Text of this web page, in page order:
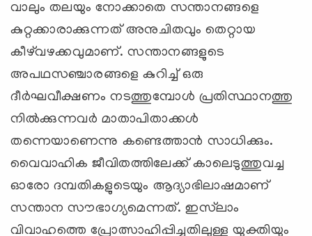
വാലും തലയും നോക്കാതെ സന്താനങ്ങളെ
കുറ്റക്കാരാക്കുന്നത് അനുചിതവും തെറ്റായ
കീഴ്‌വഴക്കവുമാണ്. സന്താനങ്ങളുടെ
അപഥസഞ്ചാരങ്ങളെ കുറിച്ച് ഒരു
ദീര്‍ഘവീക്ഷണം നടത്തുമ്പോള്‍ പ്രതിസ്ഥാനത്തു
നില്‍ക്കുന്നവര്‍ മാതാപിതാക്കള്‍
തന്നെയാണെന്നു കണ്ടെത്താന്‍ സാധിക്കും.
വൈവാഹിക ജീവിതത്തിലേക്ക് കാലെടുത്തുവച്ച
ഓരോ ദമ്പതികളുടെയും ആദ്യാഭിലാഷമാണ്
സന്താന സൗഭാഗ്യമെന്നത്. ഇസ്‌ലാം
വിവാഹത്തെ പ്രോത്സാഹിപ്പിച്ചതിലുള്ള യുക്തിയും